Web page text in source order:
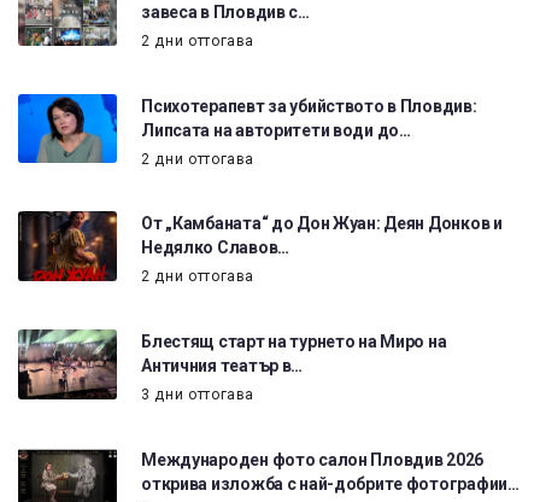
завеса в Пловдив с…
2 дни оттогава
Психотерапевт за убийството в Пловдив:
Липсата на авторитети води до…
2 дни оттогава
От „Камбаната“ до Дон Жуан: Деян Донков и
Недялко Славов…
2 дни оттогава
Блестящ старт на турнето на Миро на
Античния театър в…
3 дни оттогава
Международен фото салон Пловдив 2026
открива изложба с най-добрите фотографии…